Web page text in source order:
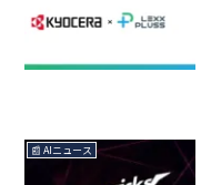
📰 AIニュース